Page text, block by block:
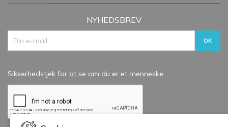
NYHEDSBREV
Sikkerhedstjek for at se om du er et menneske